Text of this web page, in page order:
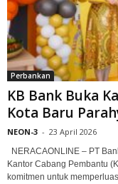
Perbankan
KB Bank Buka
Kota Baru
NEON-3 - 23 April 2026
NERACAONLINE – PT
Kantor Cabang Pembantu
komitmen untuk